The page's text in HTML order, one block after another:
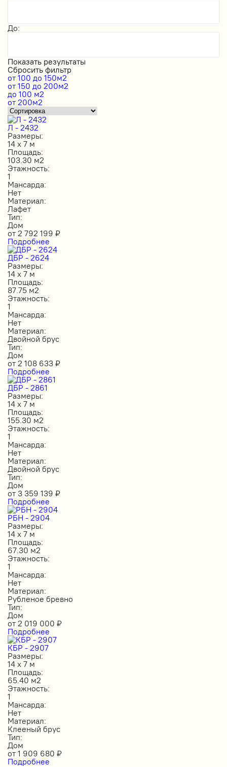
До:
Показать результаты
Сбросить фильтр
от 100 до 150м2
от 150 до 200м2
до 100 м2
от 200м2
Л - 2432
Размеры:
14 х 7 м
Площадь:
103.30 м2
Этажность:
1
Мансарда:
Нет
Материал:
Лафет
Тип:
Дом
от 2 792 199 ₽
Подробнее
ДБР - 2624
Размеры:
14 х 7 м
Площадь:
87.75 м2
Этажность:
1
Мансарда:
Нет
Материал:
Двойной брус
Тип:
Дом
от 2 108 633 ₽
Подробнее
ДБР - 2861
Размеры:
14 х 7 м
Площадь:
155.30 м2
Этажность:
1
Мансарда:
Нет
Материал:
Двойной брус
Тип:
Дом
от 3 359 139 ₽
Подробнее
РБН - 2904
Размеры:
14 х 7 м
Площадь:
67.30 м2
Этажность:
1
Мансарда:
Нет
Материал:
Рубленое бревно
Тип:
Дом
от 2 019 000 ₽
Подробнее
КБР - 2907
Размеры:
14 х 7 м
Площадь:
65.40 м2
Этажность:
1
Мансарда:
Нет
Материал:
Клееный брус
Тип:
Дом
от 1 909 680 ₽
Подробнее